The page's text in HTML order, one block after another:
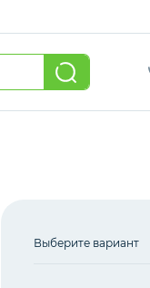
Выберите вариант